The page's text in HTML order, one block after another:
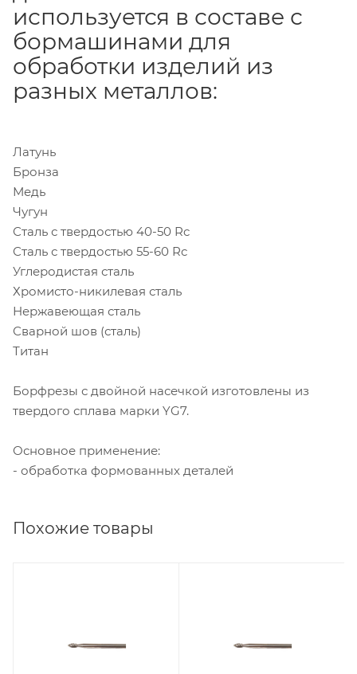
используется в составе с
бормашинами для
обработки изделий из
разных металлов:
Латунь
Бронза
Медь
Чугун
Сталь с твердостью 40-50 Rc
Сталь с твердостью 55-60 Rc
Углеродистая сталь
Хромисто-никилевая сталь
Нержавеющая сталь
Сварной шов (сталь)
Титан
Борфрезы с двойной насечкой изготовлены из
твердого сплава марки YG7.
Основное применение:
- обработка формованных деталей
Похожие товары